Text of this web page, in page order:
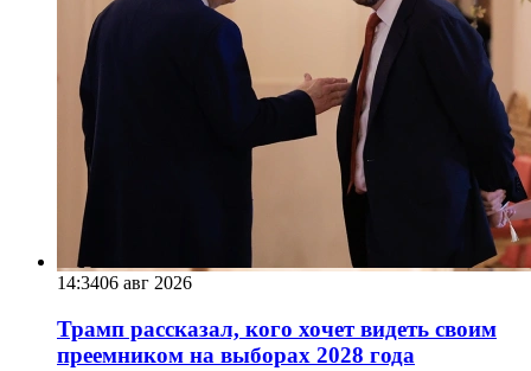
14:3406 авг 2026
Трамп рассказал, кого хочет видеть своим
преемником на выборах 2028 года